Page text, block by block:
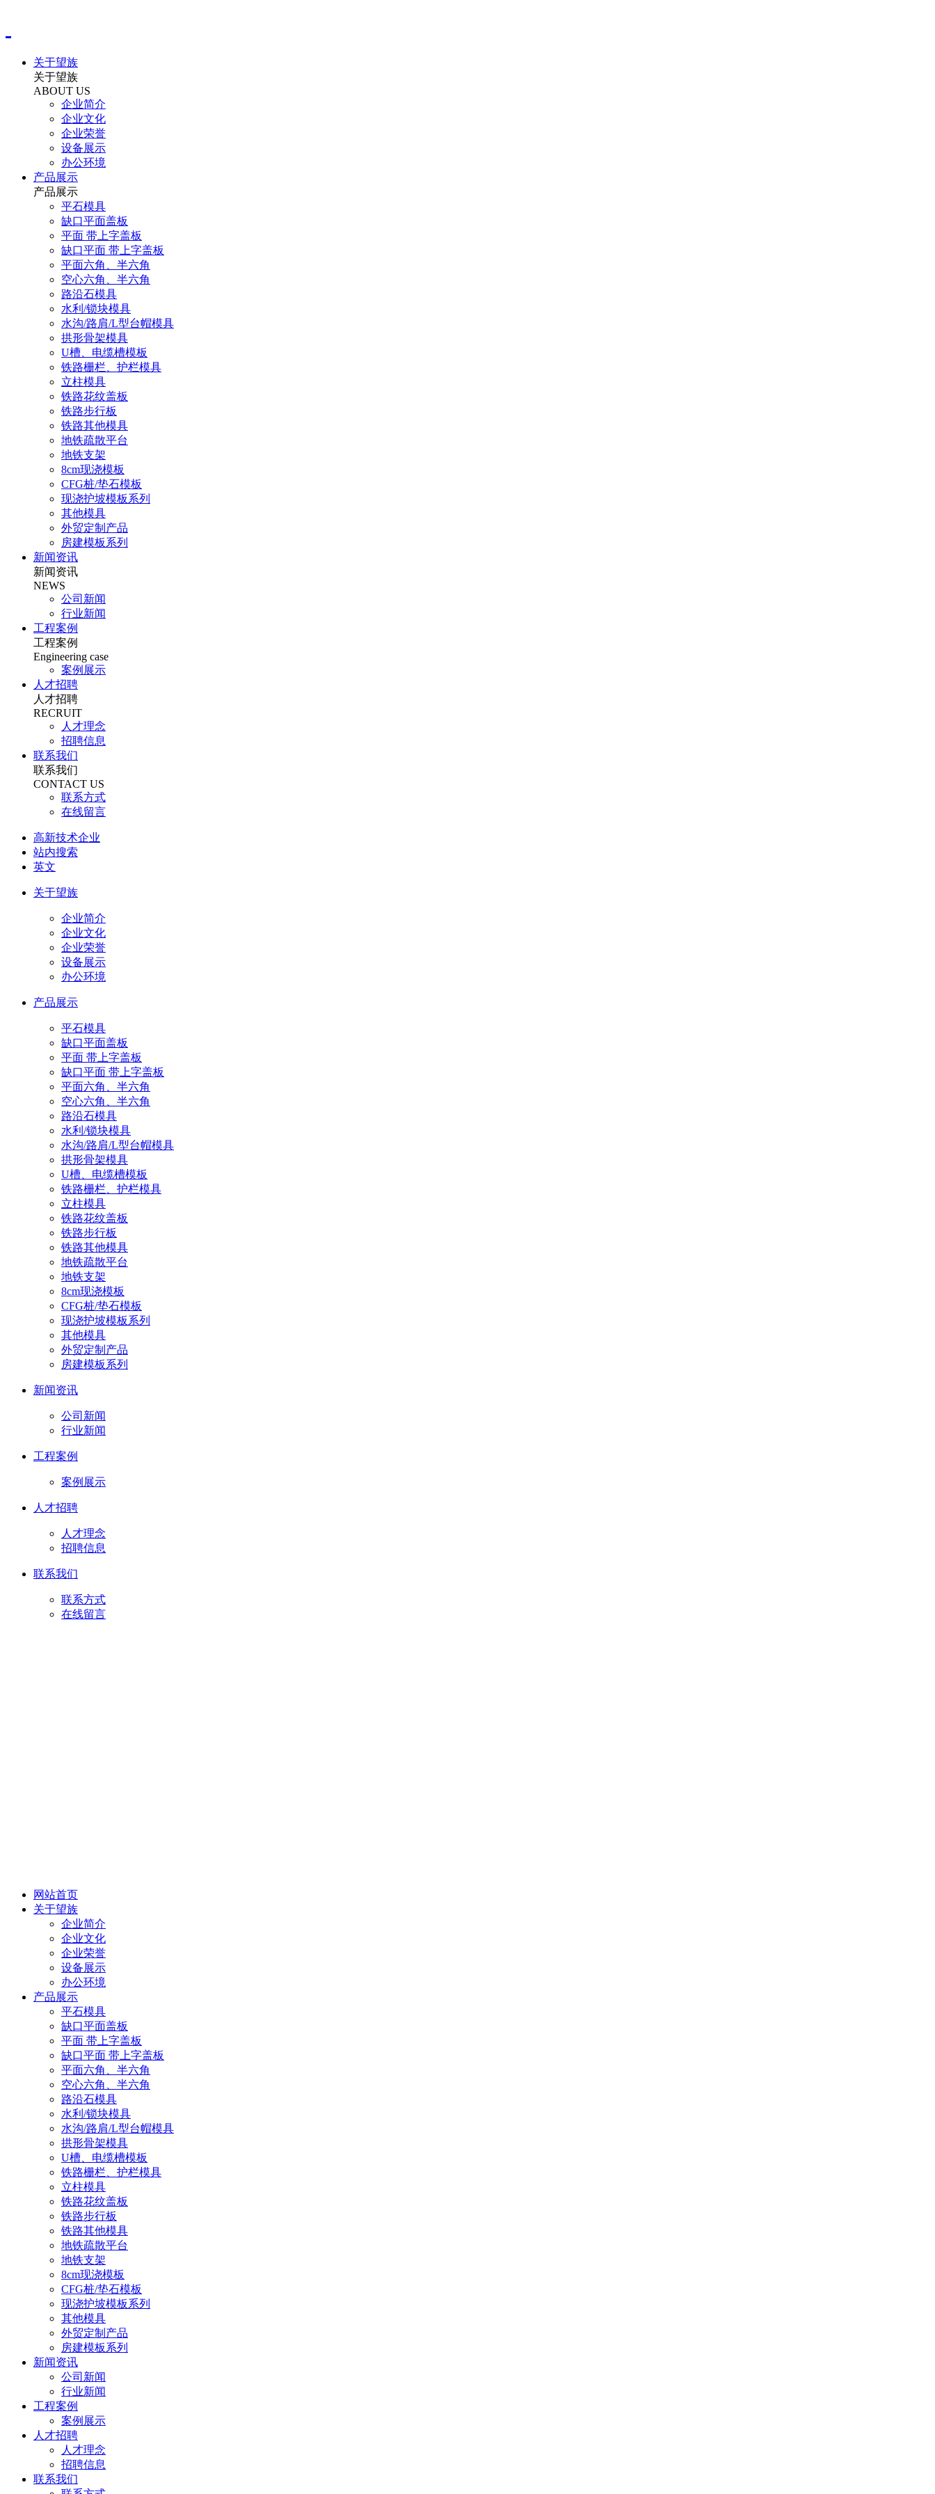
关于望族
关于望族
ABOUT US
企业简介
企业文化
企业荣誉
设备展示
办公环境
产品展示
产品展示
平石模具
缺口平面盖板
平面 带上字盖板
缺口平面 带上字盖板
平面六角、半六角
空心六角、半六角
路沿石模具
水利/锁块模具
水沟/路肩/L型台帽模具
拱形骨架模具
U槽、电缆槽模板
铁路栅栏、护栏模具
立柱模具
铁路花纹盖板
铁路步行板
铁路其他模具
地铁疏散平台
地铁支架
8cm现浇模板
CFG桩/垫石模板
现浇护坡模板系列
其他模具
外贸定制产品
房建模板系列
新闻资讯
新闻资讯
NEWS
公司新闻
行业新闻
工程案例
工程案例
Engineering case
案例展示
人才招聘
人才招聘
RECRUIT
人才理念
招聘信息
联系我们
联系我们
CONTACT US
联系方式
在线留言
高新技术企业
站内搜索
英文
关于望族
企业简介
企业文化
企业荣誉
设备展示
办公环境
产品展示
平石模具
缺口平面盖板
平面 带上字盖板
缺口平面 带上字盖板
平面六角、半六角
空心六角、半六角
路沿石模具
水利/锁块模具
水沟/路肩/L型台帽模具
拱形骨架模具
U槽、电缆槽模板
铁路栅栏、护栏模具
立柱模具
铁路花纹盖板
铁路步行板
铁路其他模具
地铁疏散平台
地铁支架
8cm现浇模板
CFG桩/垫石模板
现浇护坡模板系列
其他模具
外贸定制产品
房建模板系列
新闻资讯
公司新闻
行业新闻
工程案例
案例展示
人才招聘
人才理念
招聘信息
联系我们
联系方式
在线留言
网站首页
关于望族
企业简介
企业文化
企业荣誉
设备展示
办公环境
产品展示
平石模具
缺口平面盖板
平面 带上字盖板
缺口平面 带上字盖板
平面六角、半六角
空心六角、半六角
路沿石模具
水利/锁块模具
水沟/路肩/L型台帽模具
拱形骨架模具
U槽、电缆槽模板
铁路栅栏、护栏模具
立柱模具
铁路花纹盖板
铁路步行板
铁路其他模具
地铁疏散平台
地铁支架
8cm现浇模板
CFG桩/垫石模板
现浇护坡模板系列
其他模具
外贸定制产品
房建模板系列
新闻资讯
公司新闻
行业新闻
工程案例
案例展示
人才招聘
人才理念
招聘信息
联系我们